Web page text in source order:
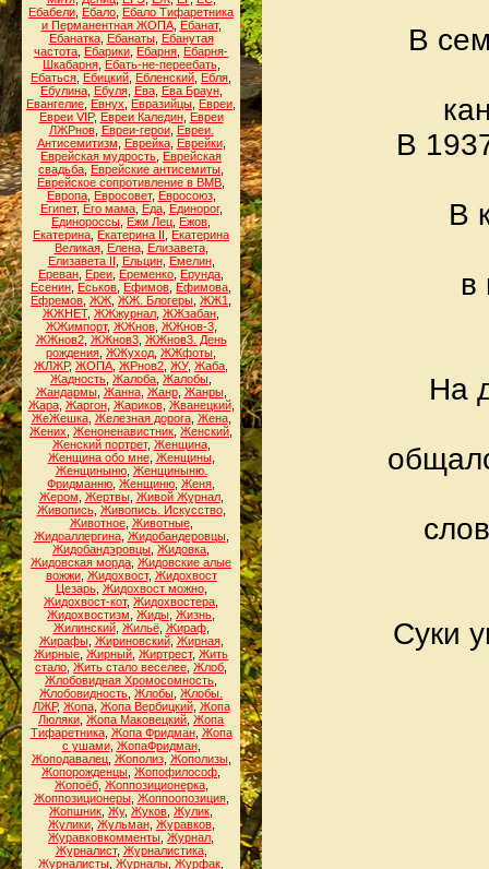
Ебабели Ебало Ебало Тифаретника
и Перманентная ЖОПА, Ебанат,
Ебанатка, Ебанаты, Ебанутая
частота Ебарики Ебарня Ебарня-
Шкабарня, Ебать-не-переебать,
Ебаться Ебицкий Ебленский Ебля
Ебулина, Ебуля, Ева, Ева Браун,
Евангелие Евнух Евразийцы Евреи
Евреи VIP, Евреи Каледин, Евреи
ЛЖРнов, Евреи-герои, Евреи.
Антисемитизм
Еврейка, Еврейки,
Еврейская мудрость Еврейская
свадьба Еврейские антисемиты
Еврейское сопротивление в ВМВ
Европа, Евросовет, Евросоюз,
Египет, Его мама, Еда, Единорог,
Единороссы Ежи Лец Ежов
Екатерина Екатерина II
Екатерина
Великая, Елена, Елизавета,
Елизавета II
Ельцин, Емелин,
Ереван Ереи Еременко Ерунда
Есенин Еськов Ефимов Ефимова
Ефремов ЖЖ ЖЖ. Блогеры ЖЖ1
ЖЖНЕТ, ЖЖжурнал ЖЖзабан
ЖЖимпорт, ЖЖнов, ЖЖнов-3,
ЖЖнов2, ЖЖнов3, ЖЖнов3. День
рождения ЖЖуход ЖЖфоты
ЖЛЖР, ЖОПА ЖРнов2 ЖУ, Жаба
Жадность Жалоба Жалобы
Жандармы, Жанна, Жанр, Жанры,
Жара, Жаргон, Жариков, Жванецкий,
ЖеЖешка, Железная дорога, Жена,
Жених Женоненавистник Женский
Женский портрет, Женщина,
Женщина обо мне, Женщины,
Женщиныню, Женщиныню.
Фридманню Женщиню Женя
Жером Жертвы, Живой Журнал,
Живопись, Живопись. Искусство,
Животное, Животные,
Жидоаллергина, Жидобандеровцы,
Жидобандэровцы Жидовка
Жидовская морда Жидовские алые
вожжи, Жидохвост, Жидохвост
Цезарь, Жидохвост можно,
Жидохвост-кот, Жидохвостера
Жидохвостизм Жиды Жизнь
Жилинский, Жильё, Жираф,
Жирафы, Жириновский, Жирная,
Жирные Жирный Жиртрест, Жить
стало Жить стало веселее Жлоб
Жлобовидная Хромосомность
Жлобовидность Жлобы Жлобы.
ЛЖР, Жопа, Жопа Вербицкий, Жопа
Люляки Жопа Маковецкий Жопа
Тифаретника, Жопа Фридман, Жопа
с ушами, ЖопаФридман,
Жоподавалец, Жополиз, Жополизы,
Жопорожденцы Жопофилософ
Жопоёб, Жоппозиционерка,
Жоппозиционеры, Жоппоопозиция,
Жопшник Жу, Жуков Жулик
Жулики, Жульман, Журавков,
Журавковкомменты Журнал
Журналист, Журналистика,
Журналисты Журналы Журфак
В
В
В
в
На
Суки